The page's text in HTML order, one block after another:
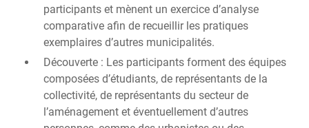
participants et mènent un exercice d’analyse
comparative afin de recueillir les pratiques
exemplaires d’autres municipalités.
Découverte : Les participants forment des équipes
composées d’étudiants, de représentants de la
collectivité, de représentants du secteur de
l’aménagement et éventuellement d’autres